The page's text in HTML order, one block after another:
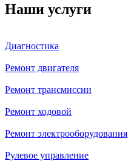
Наши услуги
Диагностика
Ремонт двигателя
Ремонт трансмиссии
Ремонт ходовой
Ремонт электрооборудования
Рулевое управление